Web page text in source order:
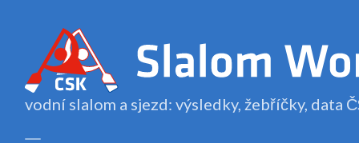
vodní slalom a sjezd: výsledky, žebříčky, data